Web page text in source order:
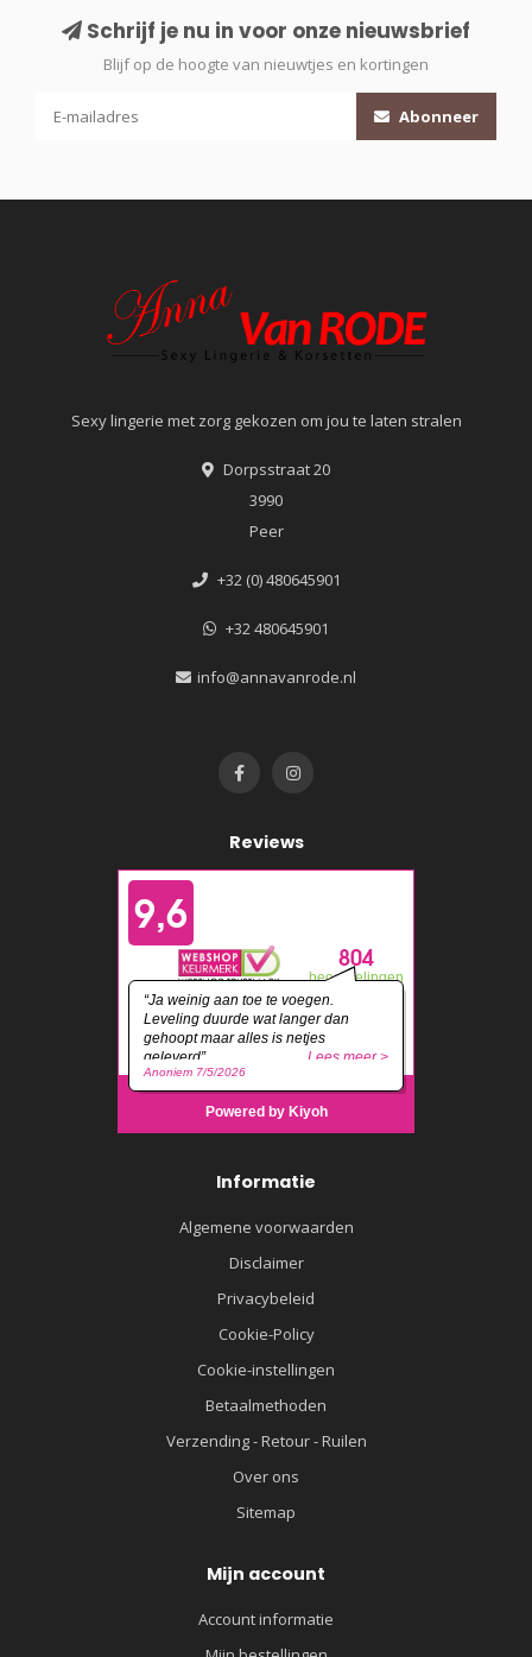
Schrijf je nu in voor onze nieuwsbrief
Blijf op de hoogte van nieuwtjes en kortingen
Abonneer
Sexy lingerie met zorg gekozen om jou te laten stralen
Dorpsstraat 20
3990
Peer
+32 (0) 480645901
+32 480645901
info@annavanrode.nl
Reviews
Informatie
Algemene voorwaarden
Disclaimer
Privacybeleid
Cookie-Policy
Cookie-instellingen
Betaalmethoden
Verzending - Retour - Ruilen
Over ons
Sitemap
Mijn account
Account informatie